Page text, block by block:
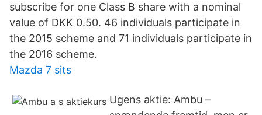
subscribe for one Class B share with a nominal
value of DKK 0.50. 46 individuals participate in
the 2015 scheme and 71 individuals participate in
the 2016 scheme.
Mazda 7 sits
Ugens aktie: Ambu –